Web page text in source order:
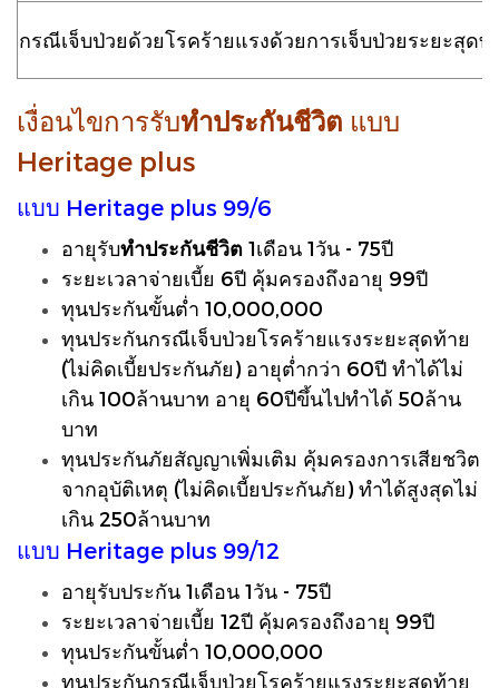
กรณีเจ็บป่วยด้วยโรคร้ายแรงด้วยการเจ็บป่วยระยะสุดท้
เงื่อนไขการรับทำประกันชีวิต แบบ
Heritage plus
แบบ Heritage plus 99/6
อายุรับทำประกันชีวิต 1เดือน 1วัน - 75ปี
ระยะเวลาจ่ายเบี้ย 6ปี คุ้มครองถึงอายุ 99ปี
ทุนประกันขั้นต่ำ 10,000,000
ทุนประกันกรณีเจ็บป่วยโรคร้ายแรงระยะสุดท้าย
(ไม่คิดเบี้ยประกันภัย) อายุต่ำกว่า 60ปี ทำได้ไม่
เกิน 100ล้านบาท อายุ 60ปีขึ้นไปทำได้ 50ล้าน
บาท
ทุนประกันภัยสัญญาเพิ่มเติม คุ้มครองการเสียชวิต
จากอุบัติเหตุ (ไม่คิดเบี้ยประกันภัย) ทำได้สูงสุดไม่
เกิน 250ล้านบาท
แบบ Heritage plus 99/12
อายุรับประกัน 1เดือน 1วัน - 75ปี
ระยะเวลาจ่ายเบี้ย 12ปี คุ้มครองถึงอายุ 99ปี
ทุนประกันขั้นต่ำ 10,000,000
ทุนประกันกรณีเจ็บป่วยโรคร้ายแรงระยะสุดท้าย